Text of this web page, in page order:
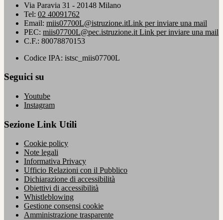
Via Paravia 31 - 20148 Milano
Tel: 02 40091762
Email: miis07700L@istruzione.itLink per inviare una mail
PEC: miis07700L@pec.istruzione.it Link per inviare una mail
C.F.: 80078870153
Codice IPA: istsc_miis07700L
Seguici su
Youtube
Instagram
Sezione Link Utili
Cookie policy
Note legali
Informativa Privacy
Ufficio Relazioni con il Pubblico
Dichiarazione di accessibilità
Obiettivi di accessibilità
Whistleblowing
Gestione consensi cookie
Amministrazione trasparente